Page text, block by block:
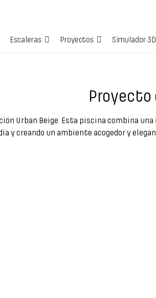
Escaleras Proyectos Simulador 3D
Proyecto
Urban Beige. Esta piscina combina
y creando un ambiente acogedor y